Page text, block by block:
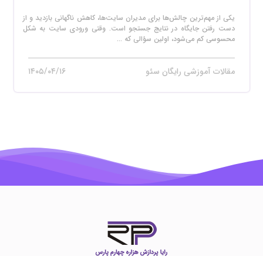
یکی از مهم‌ترین چالش‌ها برای مدیران سایت‌ها، کاهش ناگهانی بازدید و از
دست رفتن جایگاه در نتایج جستجو است. وقتی ورودی سایت به شکل
محسوسی کم می‌شود، اولین سؤالی که ...
مقالات آموزشی رایگان سئو ۱۴۰۵/۰۴/۱۶